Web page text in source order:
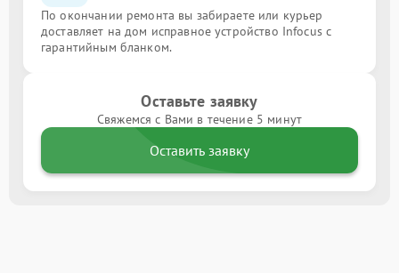
По окончании ремонта вы забираете или курьер
доставляет на дом исправное устройство Infocus с
гарантийным бланком.
Оставьте заявку
Свяжемся с Вами в течение 5 минут
Оставить заявку